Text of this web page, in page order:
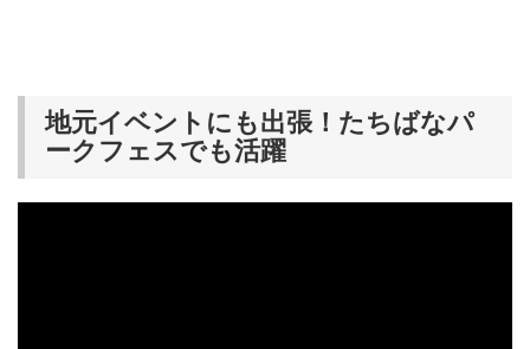
地元イベントにも出張！たちばなパ
ークフェスでも活躍